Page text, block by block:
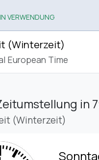
VERWENDUNG
(Winterzeit)
European Time
in
(Winterzeit)